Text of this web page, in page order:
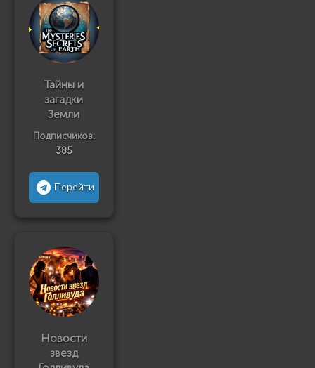
Тайны и
загадки
Земли
Подписчиков:
385
Перейти
Новости
звезд